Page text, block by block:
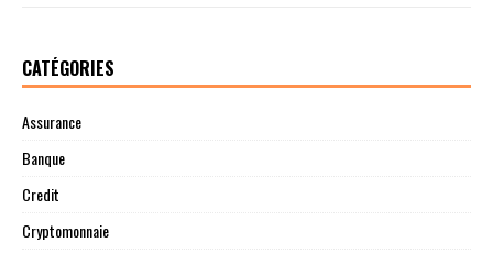
CATÉGORIES
Assurance
Banque
Credit
Cryptomonnaie